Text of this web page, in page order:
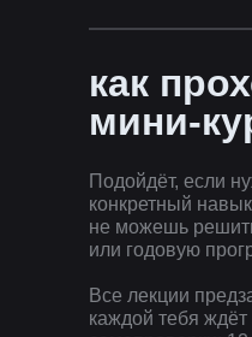
как
мини-
Подойдёт, если
конкретный
не можешь
или годовую
Все лекции
каждой тебя